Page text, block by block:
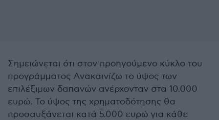
Σημειώνεται ότι στον προηγούμενο κύκλο του
προγράμματος Ανακαινίζω το ύψος των
επιλέξιμων δαπανών ανέρχονταν στα 10.000
ευρώ. Το ύψος της χρηματοδότησης θα
προσαυξάνεται κατά 5.000 ευρώ για κάθε